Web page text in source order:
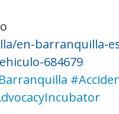
en-barranquilla-
684679